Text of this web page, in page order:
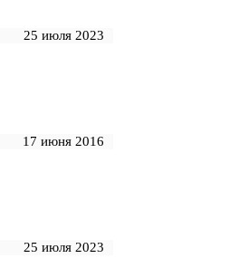
25 июля 2023
17 июня 2016
25 июля 2023